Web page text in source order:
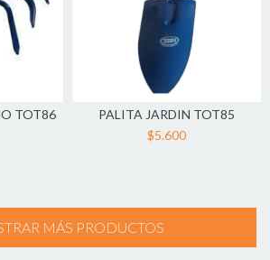
TOT86
PALITA JARDIN TOT85
$5.600
MÁS PRODUCTOS